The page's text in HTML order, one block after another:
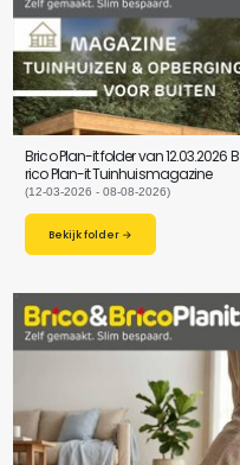
Brico Plan-it folder van 12.03.2026 B
rico Plan-it Tuinhuismagazine
(12-03-2026 - 08-08-2026)
Bekijk folder →